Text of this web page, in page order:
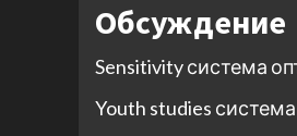
Обсуждение
Sensitivity система
Youth studies